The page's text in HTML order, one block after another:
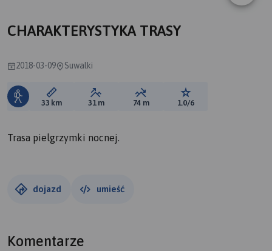
CHARAKTERYSTYKA TRASY
2018-03-09 Suwalki
Długość trasy:
33 km Suma przewyższeń:
31 m Suma spadków:
74 m Ocena trasy:
1.0/6
Trasa pielgrzymki nocnej.
dojazd umieść
Komentarze